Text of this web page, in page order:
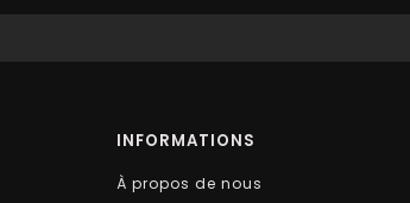
INFORMATIONS
À propos de nous